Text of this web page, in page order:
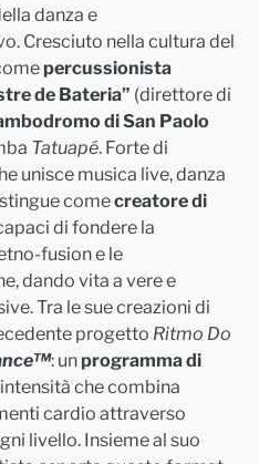
danza e
Cresciuto nella cultura del
percussionista
de Bateria” (direttore di
di San Paolo
Tatuapé. Forte di
unisce musica live, danza
comecreatore di
di fondere la
fusion e le
dando vita a vere e
Tra le sue creazioni di
progetto Ritmo Do
: un programma di
che combina
cardio attraverso
livello. Insieme al suo